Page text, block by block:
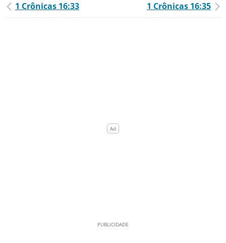
1 Crônicas 16:33 1 Crônicas 16:35